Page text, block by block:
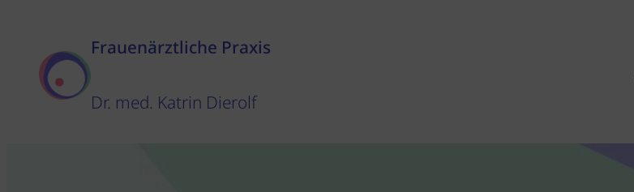
springen
Frauenärztliche Praxis
Dr. med. Katrin Dierolf